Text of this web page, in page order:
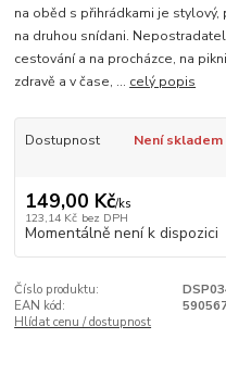
na oběd s přihrádkami je
na druhou snídani.
cestování a na procházce, na
zdravě a v čase, ... celý popis
Dostupnost Není skladem
149,00 Kč/ks
123,14 Kč bez DPH
Momentálně není k dispozici
Číslo produktu:
EAN kód:
Hlídat cenu / dostupnost